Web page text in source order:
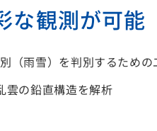
な観測が可能
（雨雪）を判別するため
雲の鉛直構造を解析